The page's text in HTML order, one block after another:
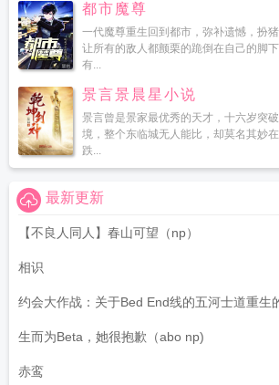
都市魔尊
一代魔尊重生回到都市，弥补遗憾，扮
让所有的敌人都颤栗的跪倒在自己的脚
有...
景言景晨星小说
景言曾是景家最优秀的天才，十六岁突
境，整个东临城无人能比，却莫名其妙
跌...
最新更新
【不良人同人】春山可望（np）
相识
约会大作战：关于Bed End线的五河士道重生
生而为Beta，她很抱歉（abo np)
赤鸾